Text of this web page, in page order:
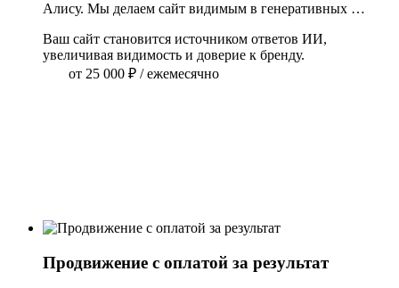
Алису. Мы делаем сайт видимым в генеративных
публикации, повышаем экспертность бренда и
приводим клиентов к вам напрямую.
Ваш сайт становится источником ответов ИИ,
увеличивая видимость и доверие к бренду.
от 25 000 ₽/ ежемесячно
Продвижение с оплатой за результат